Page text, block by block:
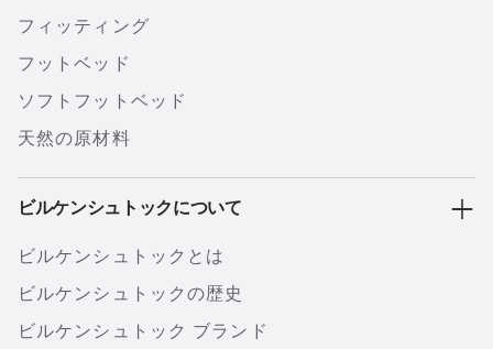
フィッティング
フットベッド
ソフトフットベッド
天然の原材料
ビルケンシュトックについて
ビルケンシュトックとは
ビルケンシュトックの歴史
ビルケンシュトック ブランド